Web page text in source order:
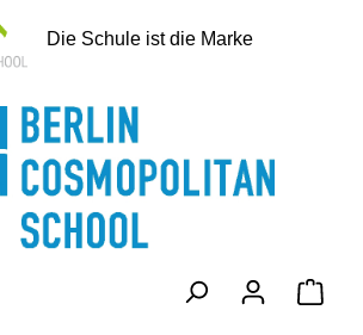
Die Schule ist die Marke